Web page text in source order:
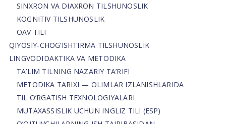
SINXRON VA DIAXRON TILSHUNOSLIK
KOGNITIV TILSHUNOSLIK
OAV TILI
QIYOSIY-CHOG‘ISHTIRMA TILSHUNOSLIK
LINGVODIDAKTIKA VA METODIKA
TA’LIM TILNING NAZARIY TA’RIFI
METODIKA TARIXI — OLIMLAR IZLANISHLARIDA
TIL O’RGATISH TEXNOLOGIYALARI
MUTAXASSISLIK UCHUN INGLIZ TILI (ESP)